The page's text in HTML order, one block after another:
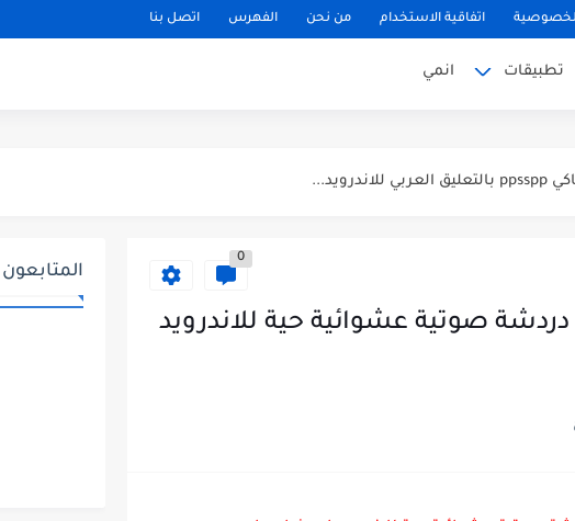
اتفاقية الاستخدام من نحن الفهرس اتصل بنا
تطبيقات انمي
0
تحميل تطبيق يو لايف yoyo live دردشة صوتية عشوائية حية للاندرويد
المتابعون